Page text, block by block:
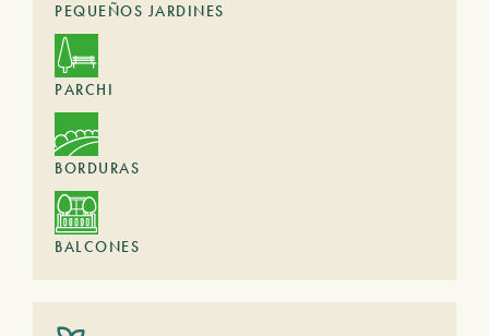
PEQUEÑOS JARDINES
PARCHI
BORDURAS
BALCONES